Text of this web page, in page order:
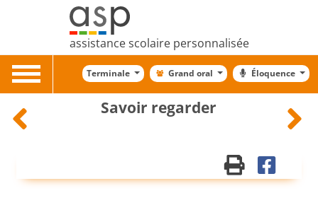
assistance scolaire personnalisée
Toggle
navigation
Terminale Grand oral Éloquence
Savoir regarder